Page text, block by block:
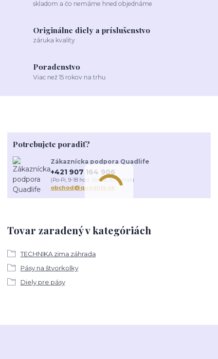
skladom a čo nemáme hned objednáme
Originálne diely a príslušenstvo
záruka kvality
Poradenstvo
Viac než 15 rokov na trhu
Tovar zaradený v kategóriách
TECHNIKA zima záhrada
Pásy na štvorkolky
Diely pre pásy
Potrebujete poradiť?
Zákaznícka podpora Quadlife
+421 907 164 906
(Po-Pi, 9-18 hod. So-Ne, 10-18 hod.)
obchod@quadlife.sk